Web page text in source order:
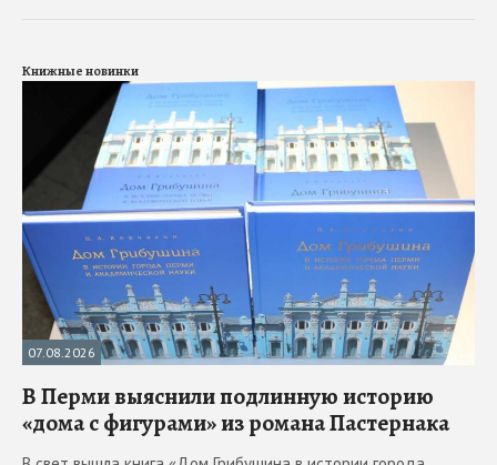
Книжные новинки
07.08.2026
В Перми выяснили подлинную историю
«дома с фигурами» из романа Пастернака